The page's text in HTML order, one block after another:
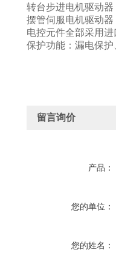
转台步进电机驱动器
摆管伺服电机驱动
电控元件全部采用
保护功能：漏电保
留言询价
产品：
您的单位：
您的姓名：